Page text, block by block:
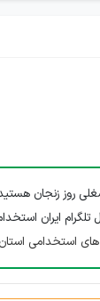
روز زنجان
ایران
استخدامی